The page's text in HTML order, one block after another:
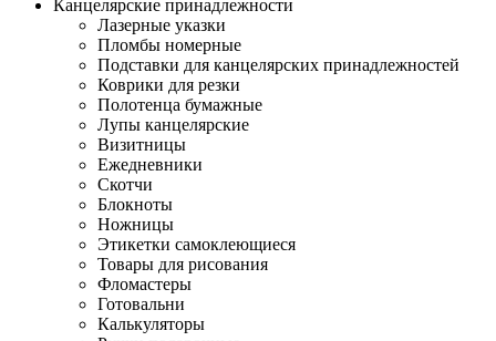
Канцелярские принадлежности
Лазерные указки
Пломбы номерные
Подставки для канцелярских принадлежностей
Коврики для резки
Полотенца бумажные
Лупы канцелярские
Визитницы
Ежедневники
Скотчи
Блокноты
Ножницы
Этикетки самоклеющиеся
Товары для рисования
Фломастеры
Готовальни
Калькуляторы